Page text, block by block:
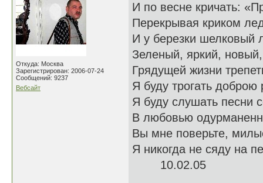
Откуда: Москва
Зарегистрирован: 2006-07-24
Сообщений: 9237
Вебсайт
И по весне кричать:
Перекрывая криком
И у березки шелковый
Зеленый, яркий,
Грядущей жизни
Я буду трогать доброю
Я буду слушать песни
В любовью
Вы мне поверьте,
Я никогда не сяду на
10.02.05